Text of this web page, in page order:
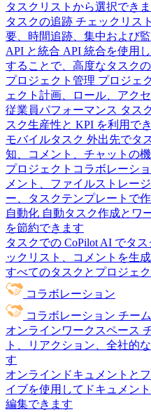
タスクリストから選択でき
タスクの追跡 チェックリス
要、時間追跡、集中および
API と統合 API 統合を使用
することで、高度なタスク
プロジェクト管理 プロジェ
ェクト計画、ロール、アク
従業員パフォーマンス タス
スク生産性と KPI を利用で
モバイルタスク 外出先でタ
知、コメント、チャットの
プロジェクトコラボレーシ
メント、ファイルストレー
ー、タスクテンプレートで
自動化 自動タスク作成とワ
を節約できます
タスクでの CoPilot AI でタス
ックリスト、コメントを生
すべてのタスクとプロジェ
コラボレーション
コラボレーション チー
オンラインワークスペース
ト、リアクション、全社的
す
オンラインドキュメントと
イブを使用してドキュメン
編集できます